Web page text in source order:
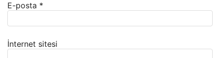
E-posta *
İnternet sitesi